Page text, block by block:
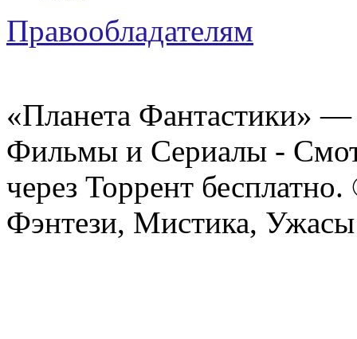
Правообладателям
«Планета Фантастики»
Фильмы и Сериалы -
через Торрент
Фэнтези, Мистика,